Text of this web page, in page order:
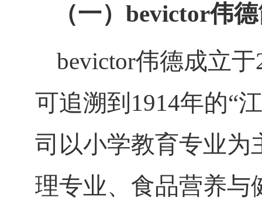
（一）​bevictor伟
bevictor伟德成立于
可追溯到1914年的“
司以小学教育专业为
理专业、食品营养与